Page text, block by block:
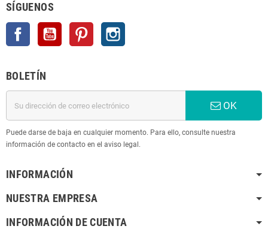
SÍGUENOS
Facebook YouTube Pinterest
BOLETÍN
OK
Puede darse de baja en cualquier momento. Para ello, consulte nuestra
información de contacto en el aviso legal.
INFORMACIÓN
NUESTRA EMPRESA
INFORMACIÓN DE CUENTA